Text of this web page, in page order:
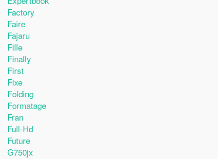
Factory
Faire
Fajaru
Fille
Finally
First
Fixe
Folding
Formatage
Fran
Full-Hd
Future
G750jx